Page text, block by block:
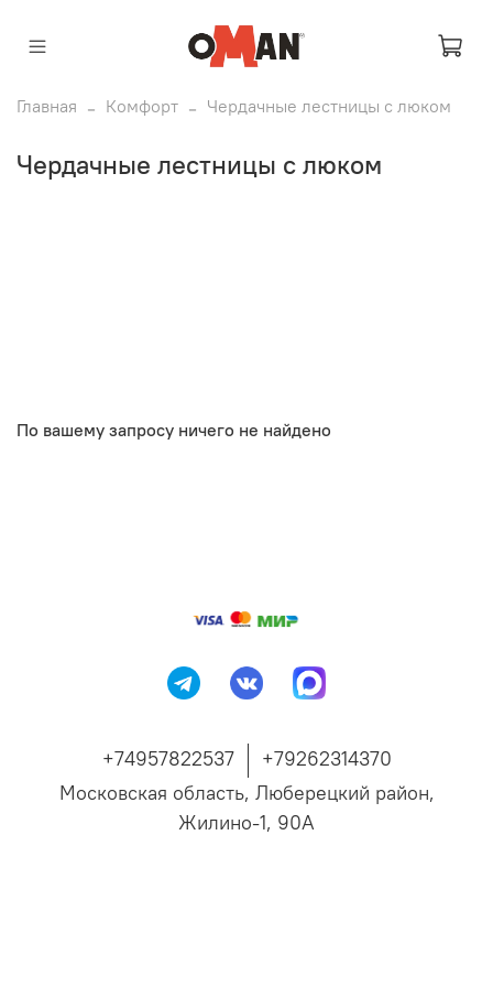
Главная Комфорт Чердачные лестницы с люком
Чердачные лестницы с люком
По вашему запросу ничего не найдено
+74957822537
+79262314370
Московская область, Люберецкий район,
Жилино-1, 90А